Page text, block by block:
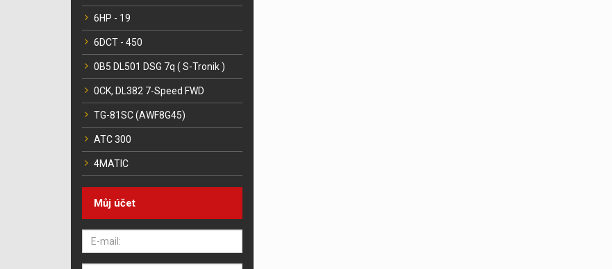
6HP - 19
6DCT - 450
0B5 DL501 DSG 7q ( S-Tronik )
0CK, DL382 7-Speed FWD
TG-81SC (AWF8G45)
ATC 300
4MATIC
Můj účet